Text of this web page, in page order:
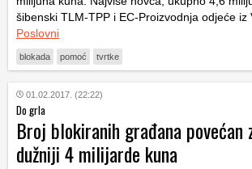
šibenski TLM-TPP i EC-Proizvodnja odjeće iz
Poslovni
blokada pomoć tvrtke
01.02.2017. (22:22)
Do grla
Broj blokiranih građana povećan
dužniji 4 milijarde kuna